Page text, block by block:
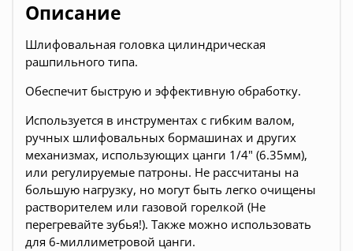
Описание
Шлифовальная головка цилиндрическая
рашпильного типа.
Обеспечит быструю и эффективную обработку.
Используется в инструментах с гибким валом,
ручных шлифовальных бормашинах и других
механизмах, использующих цанги 1/4" (6.35мм),
или регулируемые патроны. Не рассчитаны на
большую нагрузку, но могут быть легко очищены
растворителем или газовой горелкой (Не
перегревайте зубья!). Также можно использовать
для 6-миллиметровой цанги.